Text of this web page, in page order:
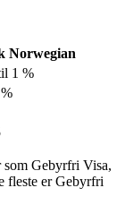
Norwegian
1 %
som Gebyrfri Visa,
fleste er Gebyrfri